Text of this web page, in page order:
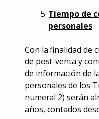
Tiempo de
personales
Con la finalidad de
de post-venta y
de información de
personales de los
numeral 2) serán
años, contados